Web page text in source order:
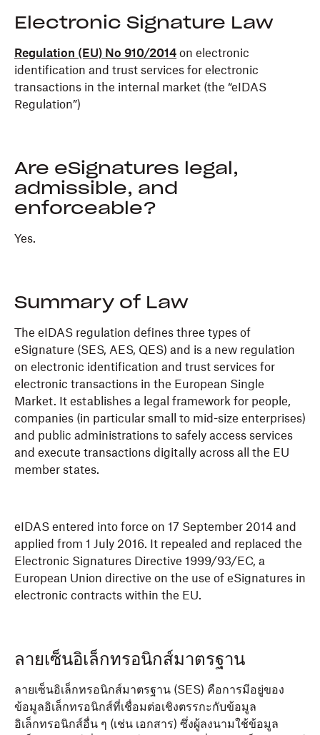
Electronic Signature Law
Regulation (EU) No 910/2014 on electronic
identification and trust services for electronic
transactions in the internal market (the “eIDAS
Regulation”)
Are eSignatures legal,
admissible, and
enforceable?
Yes.
Summary of Law
The eIDAS regulation defines three types of
eSignature (SES, AES, QES) and is a new regulation
on electronic identification and trust services for
electronic transactions in the European Single
Market. It establishes a legal framework for people,
companies (in particular small to mid-size enterprises)
and public administrations to safely access services
and execute transactions digitally across all the EU
member states.
eIDAS entered into force on 17 September 2014 and
applied from 1 July 2016. It repealed and replaced the
Electronic Signatures Directive 1999/93/EC, a
European Union directive on the use of eSignatures in
electronic contracts within the EU.
ลายเซ็นอิเล็กทรอนิกส์มาตรฐาน
ลายเซ็นอิเล็กทรอนิกส์มาตรฐาน (SES) คือการมีอยู่ของ
ข้อมูลอิเล็กทรอนิกส์ที่เชื่อมต่อเชิงตรรกะกับข้อมูล
อิเล็กทรอนิกส์อื่น ๆ (เช่น เอกสาร) ซึ่งผู้ลงนามใช้ข้อมูล